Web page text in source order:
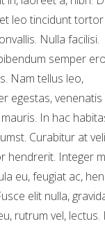
leo tincidunt tortor
Nulla facilisi.
semper
Nam tellus leo,
egestas, venenatis
In hac
Curabitur at
hendrerit. Integer
eu, feugiat ac,
elit nulla,
rutrum vel, lectus.